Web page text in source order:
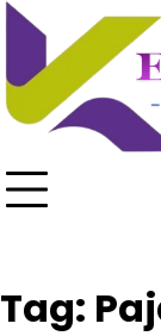
Skip
content
Tag: